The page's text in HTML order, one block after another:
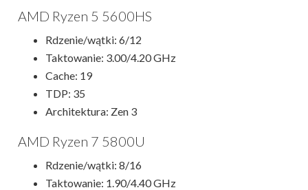
AMD Ryzen 5 5600HS
Rdzenie/wątki: 6/12
Taktowanie: 3.00/4.20 GHz
Cache: 19
TDP: 35
Architektura: Zen 3
AMD Ryzen 7 5800U
Rdzenie/wątki: 8/16
Taktowanie: 1.90/4.40 GHz